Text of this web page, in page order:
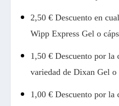
2,50 € Descuento en
Wipp Express Gel o
1,50 € Descuento por la
variedad de Dixan Gel o
1,00 € Descuento por la